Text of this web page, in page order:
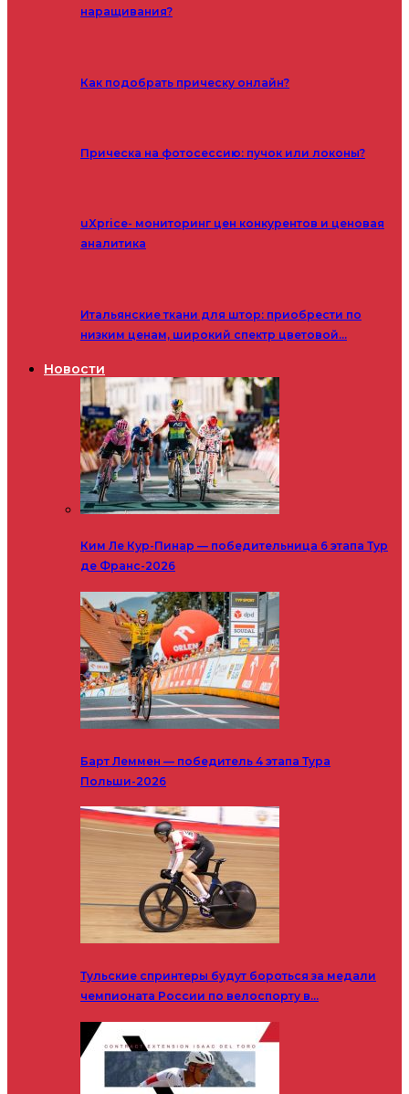
наращивания?
Как подобрать прическу онлайн?
Прическа на фотосессию: пучок или локоны?
uXprice- мониторинг цен конкурентов и ценовая
аналитика
Итальянские ткани для штор: приобрести по
низким ценам, широкий спектр цветовой…
Новости
Ким Ле Кур-Пинар — победительница 6 этапа Тур
де Франс-2026
Барт Леммен — победитель 4 этапа Тура
Польши-2026
Тульские спринтеры будут бороться за медали
чемпионата России по велоспорту в…